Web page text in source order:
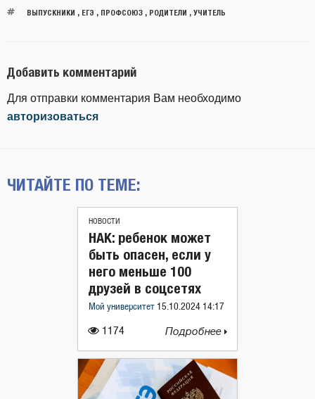
ВЫПУСКНИКИ , ЕГЭ , ПРОФСОЮЗ, РОДИТЕЛИ , УЧИТЕЛЬ
Добавить комментарий
Для отправки комментария Вам необходимо
авторизоваться
ЧИТАЙТЕ ПО ТЕМЕ:
НОВОСТИ
1174
НАК: ребенок может
быть опасен, если у
него меньше 100
друзей в соцсетях
Мой университет 15.10.2024 14:17
Подробнее